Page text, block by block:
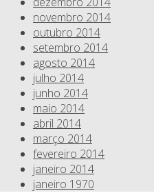
novembro 2014
outubro 2014
setembro 2014
agosto 2014
julho 2014
junho 2014
maio 2014
abril 2014
março 2014
fevereiro 2014
janeiro 2014
janeiro 1970